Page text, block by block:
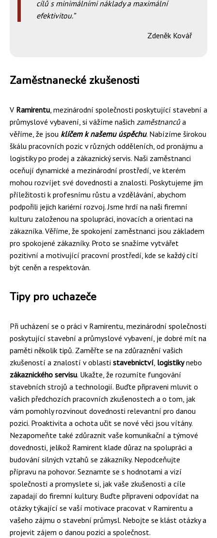
cílů s minimálními náklady a maximální
efektivitou.
Zdeněk Kovář
Zaměstnanecké zkušenosti
V Ramirentu, mezinárodní společnosti poskytující stavební a
průmyslové vybavení, si vážíme našich zaměstnancůa
věříme, že jsou klíčem k našemu úspěchu. Nabízíme širokou
škálu pracovních pozic v různých odděleních, od pronájmu a
logistiky po prodej a zákaznický servis. Naši zaměstnanci
oceňují dynamické a mezinárodní prostředí, ve kterém
mohou rozvíjet své dovednosti a znalosti. Poskytujeme jim
příležitosti k profesnímu růstu a vzdělávání, abychom
podpořili jejich kariérní rozvoj. Jsme hrdí na naši firemní
kulturu založenou na spolupráci, inovacích a orientaci na
zákazníka. Věříme, že spokojení zaměstnanci jsou základem
pro spokojené zákazníky. Proto se snažíme vytvářet
pozitivní a motivující pracovní prostředí, kde se každý cítí
být ceněn a respektován.
Tipy pro uchazeče
Při ucházení se o práci v Ramirentu, mezinárodní společnosti
poskytující stavební a průmyslové vybavení, je dobré mít na
paměti několik tipů. Zaměřte se na zdůraznění vašich
zkušeností a znalostí v oblasti stavebnictví, logistikynebo
zákaznického servisu. Ukažte, že rozumíte fungování
stavebních strojů a technologií. Buďte připraveni mluvit o
vašich předchozích pracovních zkušenostech a o tom, jak
vám pomohly rozvinout dovednosti relevantní pro danou
pozici. Proaktivita a ochota učit se nové věci jsou vítány.
Nezapomeňte také zdůraznit vaše komunikační a týmové
dovednosti, jelikož Ramirent klade důraz na spolupráci a
budování silných vztahů se zákazníky. Nepodceňujte
přípravu na pohovor. Seznamte se s hodnotami a vizí
společnosti a promyslete si, jak vaše zkušenosti a cíle
zapadají do firemní kultury. Buďte připraveni odpovídat na
otázky týkající se vaší motivace pracovat v Ramirentu a
vašeho zájmu o stavební průmysl. Nebojte se klást otázky a
projevit zájem o danou pozici a společnost.